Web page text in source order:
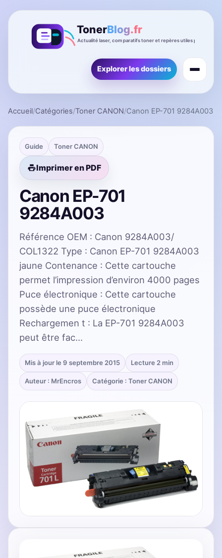
Explorer les dossiers
Accueil/Catégories/Toner CANON/Canon EP-701 9284A003
Guide Toner CANON
Imprimer en PDF
Canon EP-701
9284A003
Référence OEM : Canon 9284A003/
COL1322 Type : Canon EP-701 9284A003
jaune Contenance : Cette cartouche
permet l’impression d’environ 4000 pages
Puce électronique : Cette cartouche
possède une puce électronique
Rechargemen t : La EP-701 9284A003
peut être fac…
Mis à jour le 9 septembre 2015 Lecture 2 min
Auteur : MrEncros Catégorie : Toner CANON